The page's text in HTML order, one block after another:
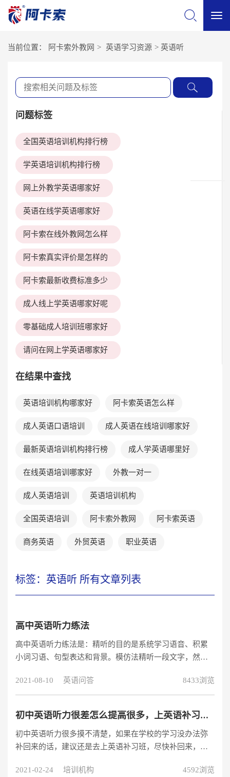
当前位置： 阿卡索外教网 > 英语学习资源 > 英语听
问题标签
全国英语培训机构排行榜
学英语培训机构排行榜
网上外教学英语哪家好
英语在线学英语哪家好
阿卡索在线外教网怎么样
阿卡索真实评价是怎样的
阿卡索最新收费标准多少
成人线上学英语哪家好呢
零基础成人培训班哪家好
请问在网上学英语哪家好
在结果中查找
英语培训机构哪家好 阿卡索英语怎么样
成人英语口语培训 成人英语在线培训哪家好
最新英语培训机构排行榜 成人学英语哪里好
在线英语培训哪家好 外教一对一
成人英语培训 英语培训机构
全国英语培训 阿卡索外教网 阿卡索英语
商务英语 外贸英语 职业英语
标签：英语听 所有文章列表
高中英语听力练法
高中英语听力练法是：精听的目的是系统学习语音、积累
小词习语、句型表达和背景。模仿法精听一段文字，然后
下自己的发音和原音比较，逐段纠正语音、语调。听抄法
又称四遍法，第一遍听大义第二遍利用复读机尽量听写出
2021-08-10 英语问答 8433浏览
初中英语听力很差怎么提高很多，上英语补习班有用吗？
初中英语听力很多摸不清楚，如果在学校的学习没办法弥
补回来的话，建议还是去上英语补习班，尽快补回来，否
最好找外教老师补习，外教老师有中教老师没有的优势。
2021-02-24 培训机构 4592浏览